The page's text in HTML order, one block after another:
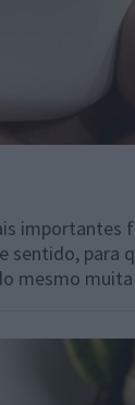
importantes
sentido, para
mesmo